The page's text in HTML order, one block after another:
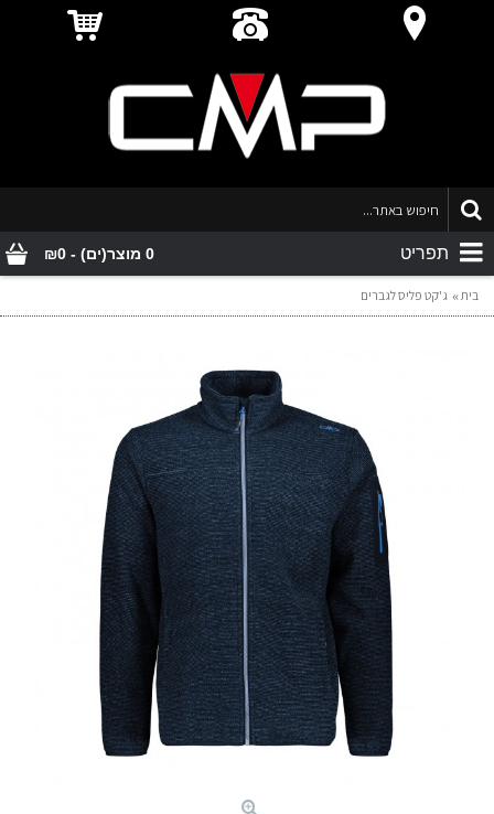
0 מוצר(ים) - ₪0 תפריט
בית ג'קט פליס לגברים